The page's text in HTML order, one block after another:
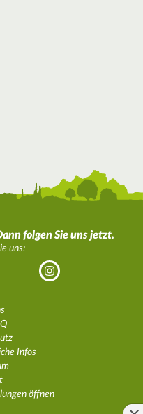
folgen Sie uns jetzt.
uns:
Instagram
Infos
öffnen